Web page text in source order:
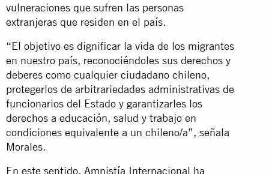
vulneraciones que sufren las personas
extranjeras que residen en el país.
“El objetivo es dignificar la vida de los migrantes
en nuestro país, reconociéndoles sus derechos y
deberes como cualquier ciudadano chileno,
protegerlos de arbitrariedades administrativas de
funcionarios del Estado y garantizarles los
derechos a educación, salud y trabajo en
condiciones equivalente a un chileno/a”, señala
Morales.
En este sentido, Amnistía Internacional ha